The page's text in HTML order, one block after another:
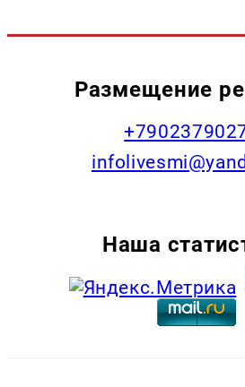
Размещение
Наша